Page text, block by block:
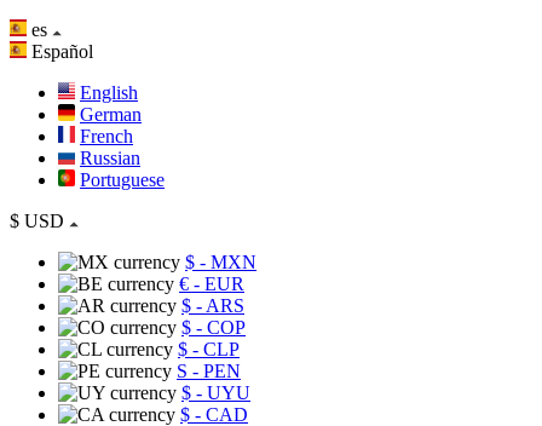
es
Español
English
German
French
Russian
Portuguese
$ USD
$ - MXN
€ - EUR
$ - ARS
$ - COP
$ - CLP
S - PEN
$ - UYU
$ - CAD